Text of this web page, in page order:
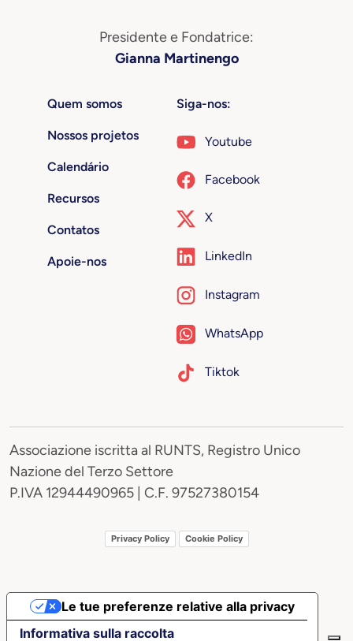
Presidente e Fondatrice:
Gianna Martinengo
Quem somos
Nossos projetos
Calendário
Recursos
Contatos
Apoie-nos
Siga-nos:
Youtube
Facebook
X
LinkedIn
Instagram
WhatsApp
Tiktok
Associazione iscritta al RUNTS, Registro Unico
Nazione del Terzo Settore
P.IVA 12944490965 | C.F. 97527380154
Privacy Policy Cookie Policy
Informativa sulla raccolta
Le tue preferenze relative alla privacy